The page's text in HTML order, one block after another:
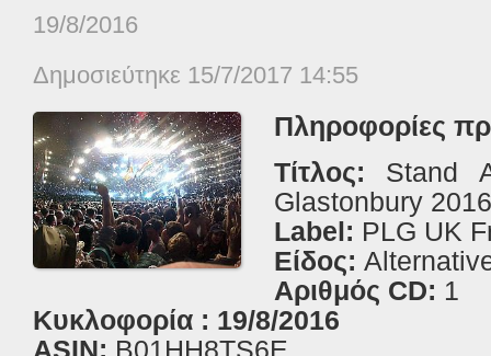
19/8/2016
Δημοσιεύτηκε 15/7/2017 14:55
Πληροφορίες
Τίτλος: Stand
Glastonbury
Label: PLG UK
Είδος:
Αριθμός CD: 1
Κυκλοφορία : 19/8/2016
ASIN: B01HH8TS6E